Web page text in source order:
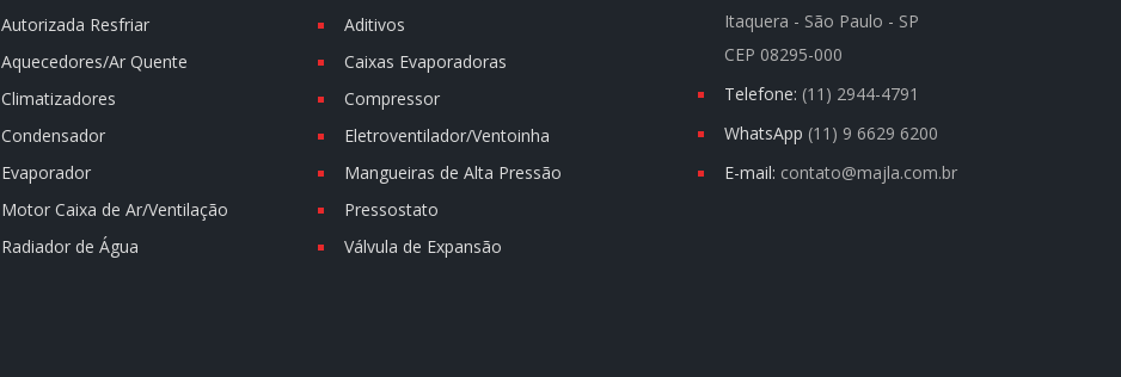
Autorizada Resfriar
Aditivos
Aquecedores/Ar Quente
Caixas Evaporadoras
Climatizadores
Compressor
Condensador
Eletroventilador/Ventoinha
Evaporador
Mangueiras de Alta Pressão
Motor Caixa de Ar/Ventilação
Pressostato
Radiador de Água
Válvula de Expansão
Itaquera - São Paulo - SP
CEP 08295-000
Telefone: (11) 2944-4791
WhatsApp (11) 9 6629 6200
E-mail: contato@majla.com.br